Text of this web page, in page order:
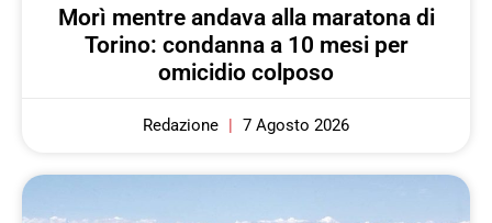
Morì mentre andava alla maratona di
Torino: condanna a 10 mesi per
omicidio colposo
Redazione 7 Agosto 2026